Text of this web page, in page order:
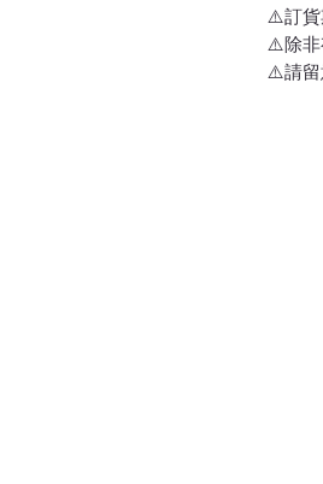
⚠️訂貨
⚠️除非
⚠️請留